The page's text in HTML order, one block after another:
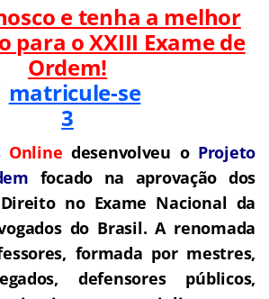
e tenha a melhor
para oXXIII Exame de
Ordem!
Online desenvolveu o Projeto
focado na aprovação dos
no Exame Nacional da
do Brasil. A renomada
formada por mestres,
defensores públicos,